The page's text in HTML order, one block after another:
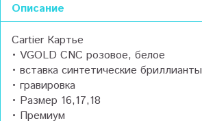
Описание
Cartier Картье
• VGOLD CNC розовое, белое
• вставка синтетические бриллианты
• гравировка
• Размер 16,17,18
• Премиум